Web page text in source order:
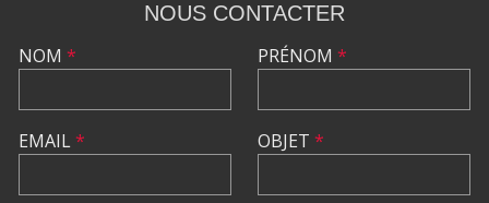
NOUS CONTACTER
NOM *
EMAIL*
PRÉNOM *
OBJET *